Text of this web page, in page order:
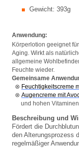
Gewicht: 393g
Anwendung:
Körperlotion geeignet
Aging. Wirkt als
allgemeine
Feuchte wieder.
Gemeinsame
⊗ Feuchtigkeitscreme
⊗ Augencreme mit
und hohen Vitaminen
Beschreibung und
Fördert die
den Alterungsprozess
regelmäßiger